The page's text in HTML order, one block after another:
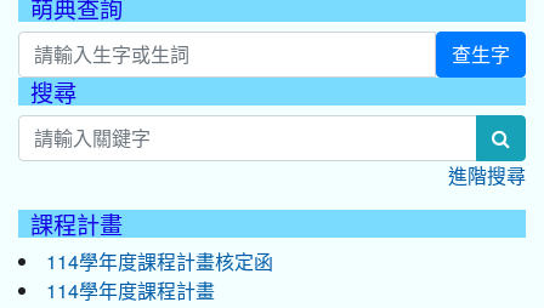
萌典查詢
查生字
搜尋
進階搜尋
課程計畫
114學年度課程計畫核定函
114學年度課程計畫